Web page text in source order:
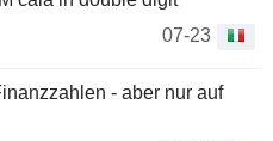
07-23
- aber nur auf